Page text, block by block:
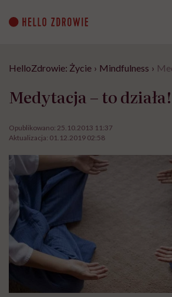
content
HelloZdrowie: Życie › Mindfulness ›
Medytacja – to działa!
Opublikowano: 25.10.2013 11:37
Aktualizacja: 01.12.2019 02:58